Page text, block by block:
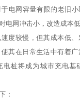
电网容量有限的老旧
电网冲击小，改造成本低
度较慢，但其成本低
其在日常生活中有着
电桩将成为城市充电基
：